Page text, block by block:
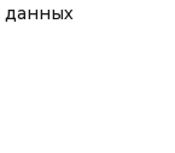
данных